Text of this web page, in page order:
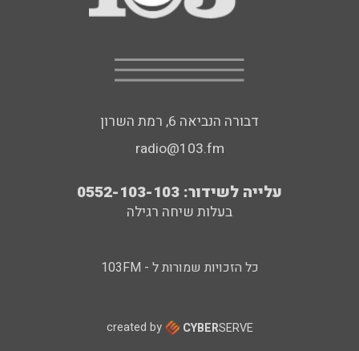
דבורה הנביאה 6, רמת השרון
radio@103.fm
עלייה לשידור: 0552-103-103
בעלות שיחה רגילה
כל הזכויות שמורות ל - 103FM
created by CYBERSERVE